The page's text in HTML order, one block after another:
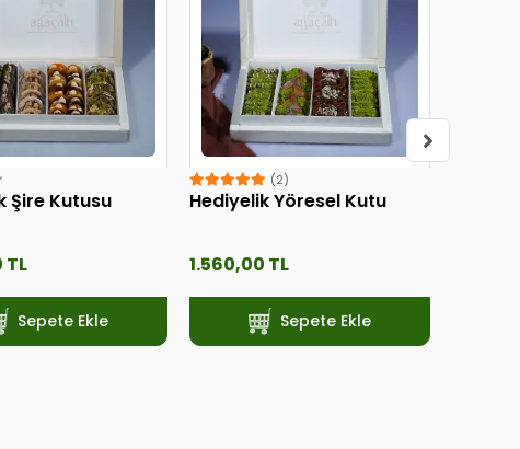
Şire Kutusu
TL
Sepete Ekle
(2)
Hediyelik Yöresel Kutu
1.560,00 TL
Sepete Ekle